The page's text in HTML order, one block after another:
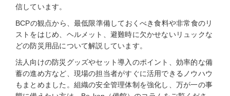
信しています。
BCPの観点から、最低限準備しておくべき食料や非常食のリ
ストをはじめ、ヘルメット、避難時に欠かせないリュックな
どの防災用品について解説しています。
法人向けの防災グッズやセット導入のポイント、効率的な備
蓄の進め方など、現場の担当者がすぐに活用できるノウハウ
もまとめました。組織の安全管理体制を強化し、万が一の事